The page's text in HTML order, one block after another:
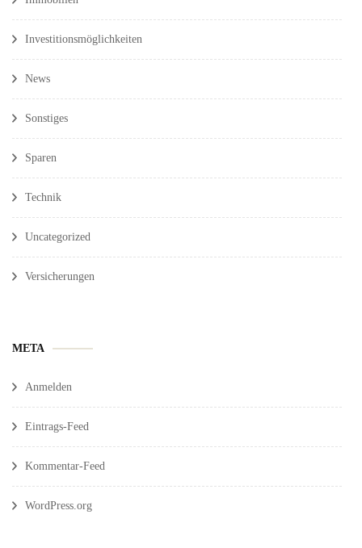
Investitionsmöglichkeiten
News
Sonstiges
Sparen
Technik
Uncategorized
Versicherungen
META
Anmelden
Eintrags-Feed
Kommentar-Feed
WordPress.org